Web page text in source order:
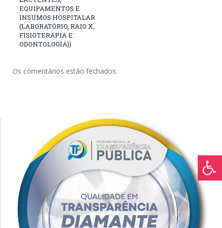
EQUIPAMENTOS E
INSUMOS HOSPITALAR
(LABORATÓRIO, RAIO X,
FISIOTERAPIA E
ODONTOLOGIA))
Os comentários estão fechados.